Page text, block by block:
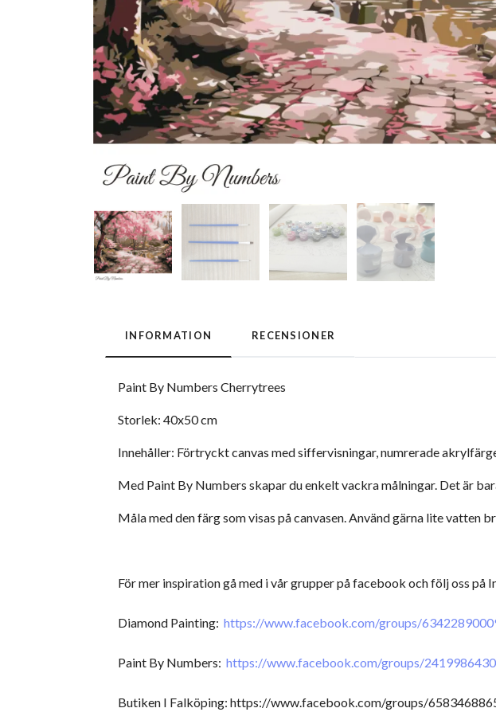
INFORMATION RECENSIONER
Paint By Numbers Cherrytrees
Storlek: 40x50 cm
Innehåller: Förtryckt canvas med siffervisningar, numrerade
Med Paint By Numbers skapar du enkelt vackra målningar. Det är
Måla med den färg som visas på canvasen. Använd gärna lite vatten
För mer inspiration gå med i vår grupper på facebook och följ oss på
Diamond Painting: https://www.facebook.com/groups/
Paint By Numbers: https://www.facebook.com/groups/
Butiken I Falköping: https://www.facebook.com/groups/